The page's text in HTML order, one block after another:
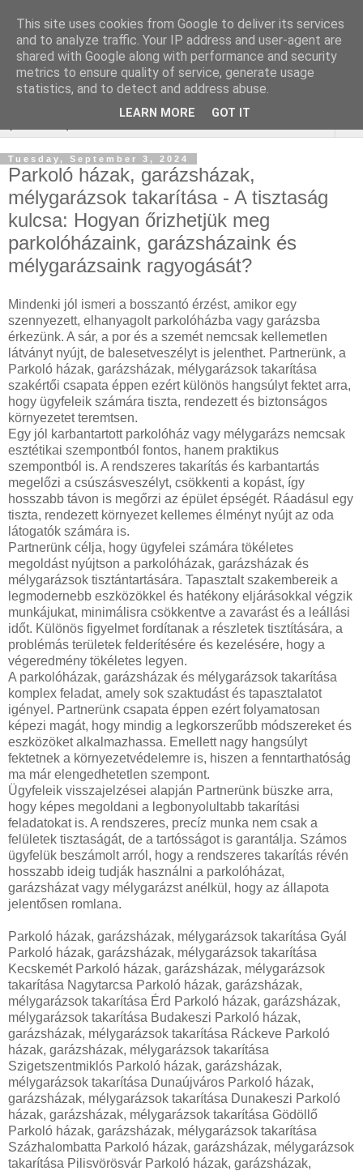
Keresőmarketing :
gurtnicsere
Tuesday, September 3, 2024
Parkoló házak, garázsházak,
mélygarázsok takarítása - A tisztaság
kulcsa: Hogyan őrizhetjük meg
parkolóházaink, garázsházaink és
mélygarázsaink ragyogását?
Mindenki jól ismeri a bosszantó érzést, amikor egy
szennyezett, elhanyagolt parkolóházba vagy garázsba
érkezünk. A sár, a por és a szemét nemcsak kellemetlen
látványt nyújt, de balesetveszélyt is jelenthet. Partnerünk, a
Parkoló házak, garázsházak, mélygarázsok takarítása
szakértői csapata éppen ezért különös hangsúlyt fektet arra,
hogy ügyfeleik számára tiszta, rendezett és biztonságos
környezetet teremtsen.
Egy jól karbantartott parkolóház vagy mélygarázs nemcsak
esztétikai szempontból fontos, hanem praktikus
szempontból is. A rendszeres takarítás és karbantartás
megelőzi a csúszásveszélyt, csökkenti a kopást, így
hosszabb távon is megőrzi az épület épségét. Ráadásul egy
tiszta, rendezett környezet kellemes élményt nyújt az oda
látogatók számára is.
Partnerünk célja, hogy ügyfelei számára tökéletes
megoldást nyújtson a parkolóházak, garázsházak és
mélygarázsok tisztántartására. Tapasztalt szakembereik a
legmodernebb eszközökkel és hatékony eljárásokkal végzik
munkájukat, minimálisra csökkentve a zavarást és a leállási
időt. Különös figyelmet fordítanak a részletek tisztítására, a
problémás területek felderítésére és kezelésére, hogy a
végeredmény tökéletes legyen.
A parkolóházak, garázsházak és mélygarázsok takarítása
komplex feladat, amely sok szaktudást és tapasztalatot
igényel. Partnerünk csapata éppen ezért folyamatosan
képezi magát, hogy mindig a legkorszerűbb módszereket és
eszközöket alkalmazhassa. Emellett nagy hangsúlyt
fektetnek a környezetvédelemre is, hiszen a fenntarthatóság
ma már elengedhetetlen szempont.
Ügyfeleik visszajelzései alapján Partnerünk büszke arra,
hogy képes megoldani a legbonyolultabb takarítási
feladatokat is. A rendszeres, precíz munka nem csak a
felületek tisztaságát, de a tartósságot is garantálja. Számos
ügyfelük beszámolt arról, hogy a rendszeres takarítás révén
hosszabb ideig tudják használni a parkolóházat,
garázsházat vagy mélygarázst anélkül, hogy az állapota
jelentősen romlana.
Parkoló házak, garázsházak, mélygarázsok takarítása Gyál
Parkoló házak, garázsházak, mélygarázsok takarítása
Kecskemét Parkoló házak, garázsházak, mélygarázsok
takarítása Nagytarcsa Parkoló házak, garázsházak,
mélygarázsok takarítása Érd Parkoló házak, garázsházak,
mélygarázsok takarítása Budakeszi Parkoló házak,
garázsházak, mélygarázsok takarítása Ráckeve Parkoló
házak, garázsházak, mélygarázsok takarítása
Szigetszentmiklós Parkoló házak, garázsházak,
mélygarázsok takarítása Dunaújváros Parkoló házak,
garázsházak, mélygarázsok takarítása Dunakeszi Parkoló
házak, garázsházak, mélygarázsok takarítása Gödöllő
Parkoló házak, garázsházak, mélygarázsok takarítása
Százhalombatta Parkoló házak, garázsházak, mélygarázsok
takarítása Pilisvörösvár Parkoló házak, garázsházak,
This site uses cookies from Google to deliver its services
and to analyze traffic. Your IP address and user-agent are
shared with Google along with performance and security
metrics to ensure quality of service, generate usage
statistics, and to detect and address abuse.
LEARN MORE GOT IT